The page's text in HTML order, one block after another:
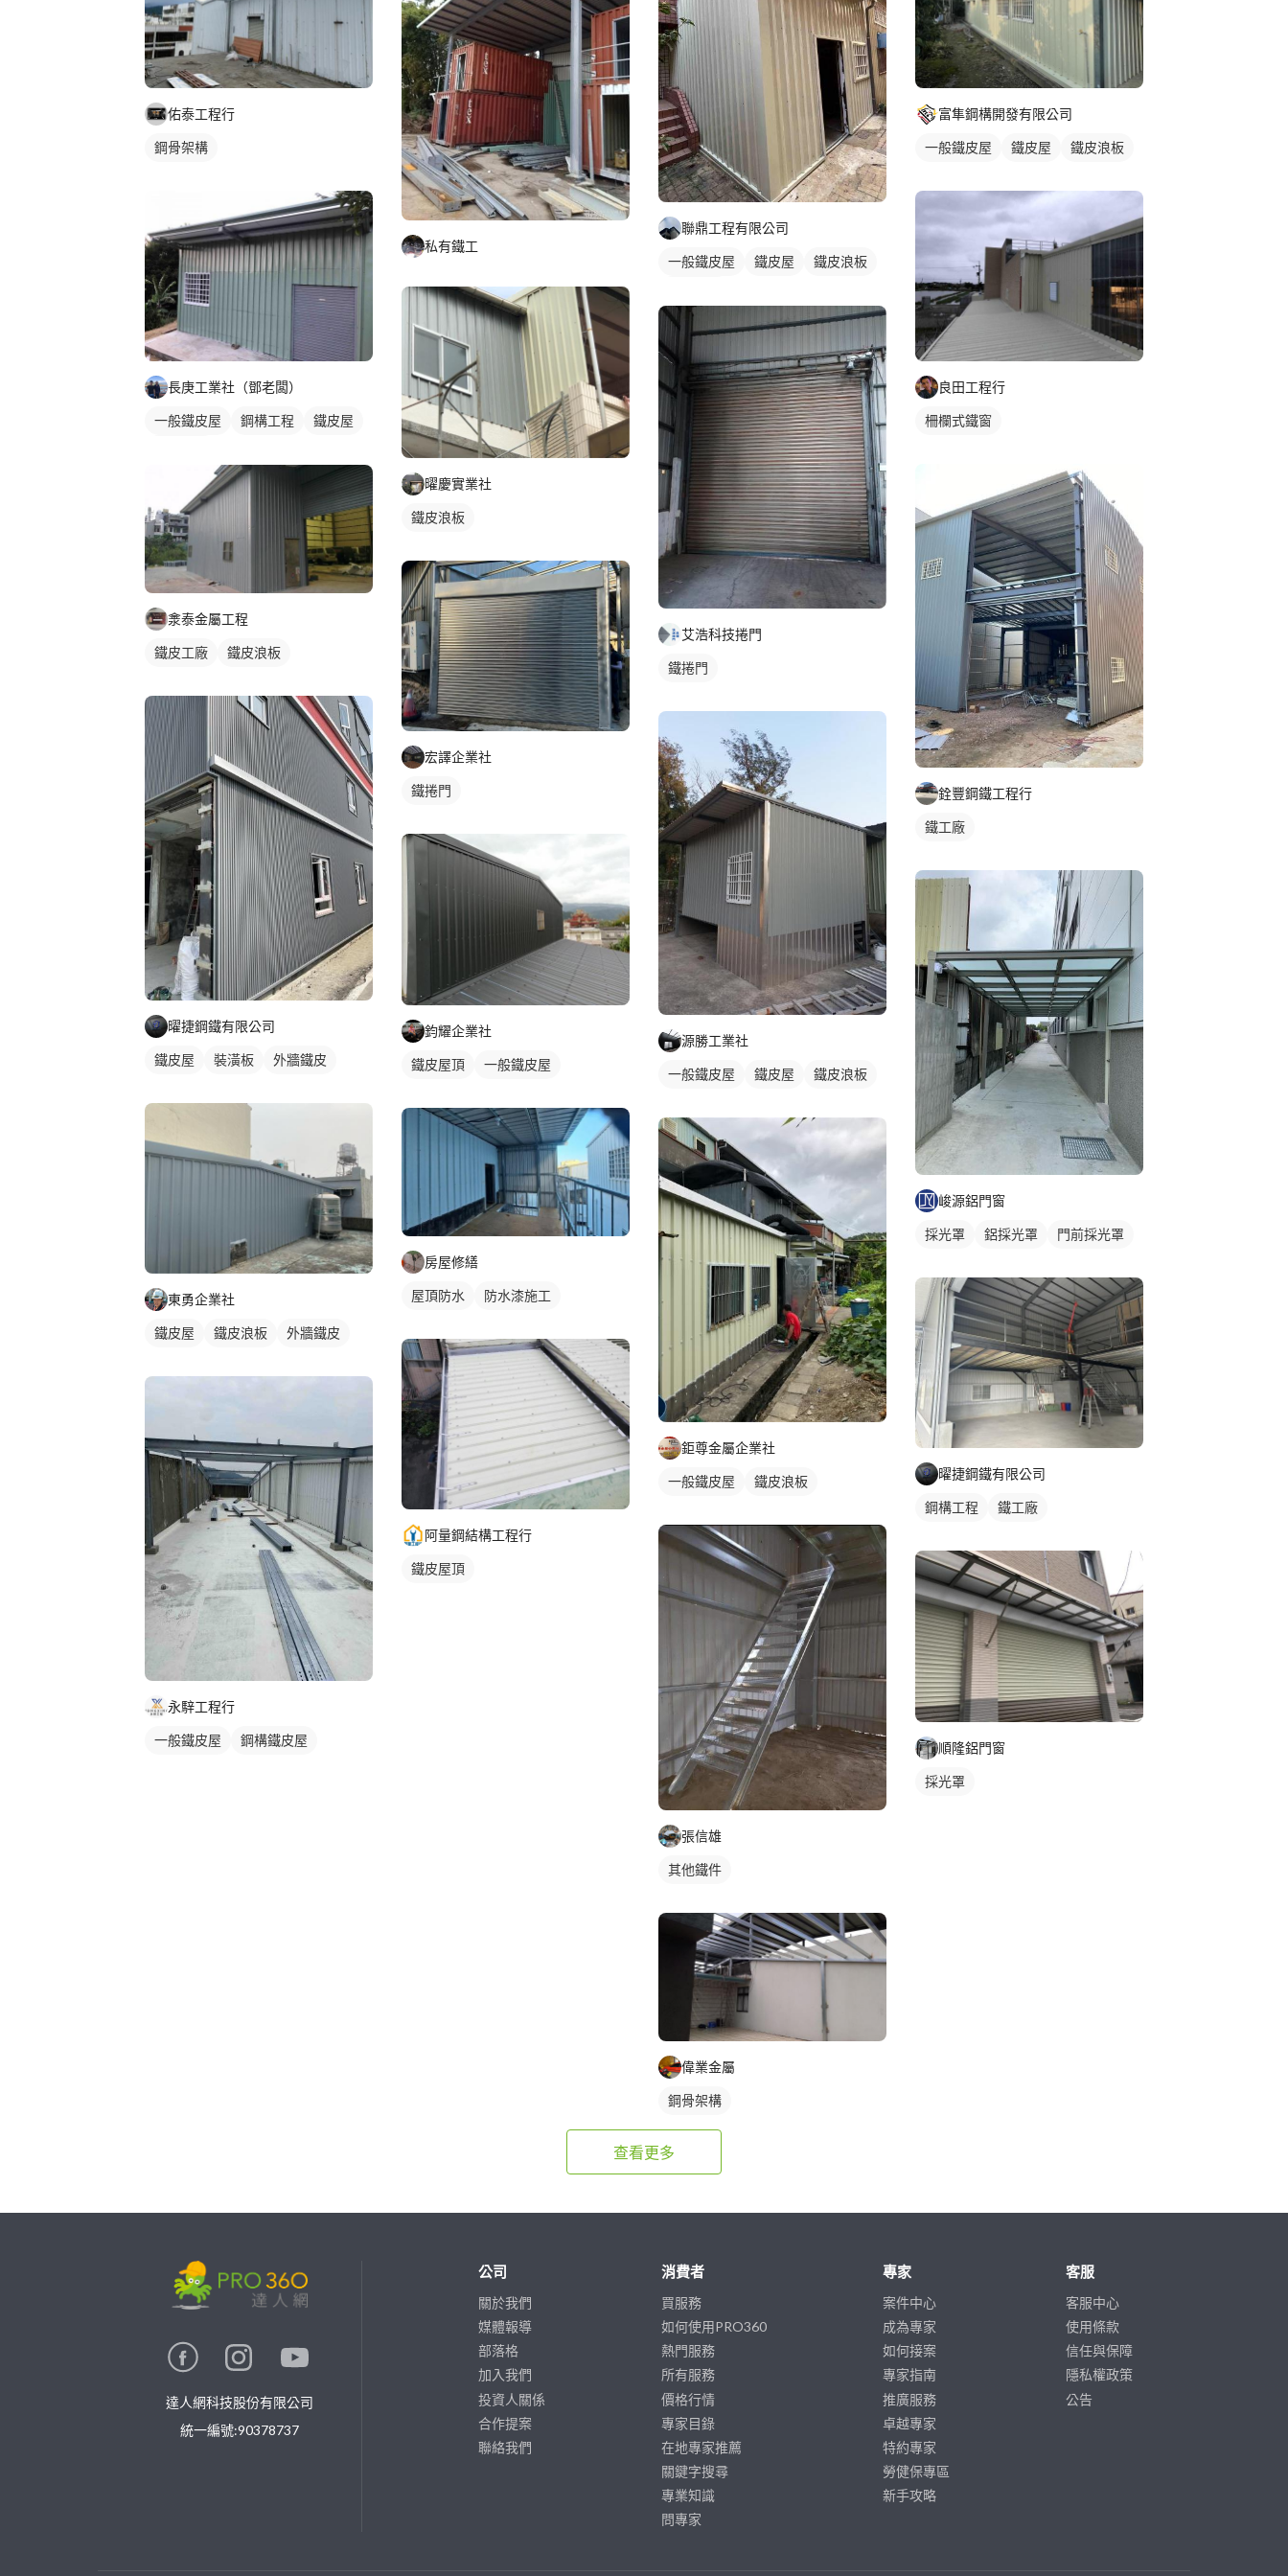
佑泰工程行
鋼骨架構
長庚工業社（鄧老闆）
一般鐵皮屋 鋼構工程
鐵皮屋
淾泰金屬工程
鐵皮工廠 鐵皮浪板
曜捷鋼鐵有限公司
鐵皮屋 裝潢板 外牆鐵皮
東勇企業社
鐵皮屋 鐵皮浪板 外牆鐵皮
永騂工程行
一般鐵皮屋 鋼構鐵皮屋
私有鐵工
曜慶實業社
鐵皮浪板
宏譯企業社
鐵捲門
鈞耀企業社
鐵皮屋頂 一般鐵皮屋
房屋修繕
屋頂防水 防水漆施工
阿量鋼結構工程行
鐵皮屋頂
聯鼎工程有限公司
一般鐵皮屋 鐵皮屋
鐵皮浪板
艾浩科技捲門
鐵捲門
源勝工業社
一般鐵皮屋 鐵皮屋 鐵皮浪板
鉅尊金屬企業社
一般鐵皮屋 鐵皮浪板
張信雄
其他鐵件
偉業金屬
鋼骨架構
富隼鋼構開發有限公司
一般鐵皮屋 鐵皮屋 鐵皮浪板
良田工程行
柵欄式鐵窗
銓豐鋼鐵工程行
鐵工廠
峻源鋁門窗
採光罩 鋁採光罩 門前採光罩
曜捷鋼鐵有限公司
鋼構工程 鐵工廠
順隆鋁門窗
採光罩
查看更多
達人網科技股份有限公司
統一編號:90378737
公司
關於我們
媒體報導
部落格
加入我們
投資人關係
合作提案
聯絡我們
消費者
買服務
如何使用PRO360
熱門服務
所有服務
價格行情
專家目錄
在地專家推薦
關鍵字搜尋
專業知識
問專家
專家
案件中心
成為專家
如何接案
專家指南
推廣服務
卓越專家
特約專家
勞健保專區
新手攻略
客服
客服中心
使用條款
信任與保障
隱私權政策
公告